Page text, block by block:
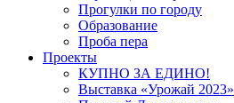
Прогулки по городу
Образование
Проба пера
Проекты
КУПНО ЗА ЕДИНО!
Выставка «Урожай 2023»